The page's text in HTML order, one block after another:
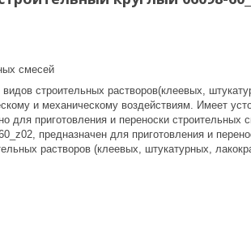
смесей
строительных растворов(клеевых,
и механическому воздействиям. Имеет
для приготовления и переноски строительных
предназначен для приготовления и
растворов (клеевых, штукатурных,